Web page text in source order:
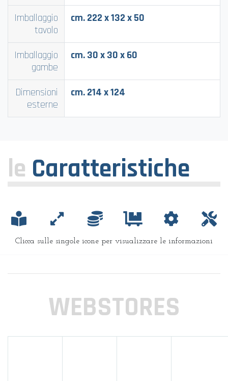
Imballaggio
tavolo
cm. 222 x 132 x 50
Imballaggio
gambe
cm. 30 x 30 x 60
Dimensioni
esterne
cm. 214 x 124
le Caratteristiche
Clicca sulle singole icone per visualizzare le informazioni
WEBSTORES